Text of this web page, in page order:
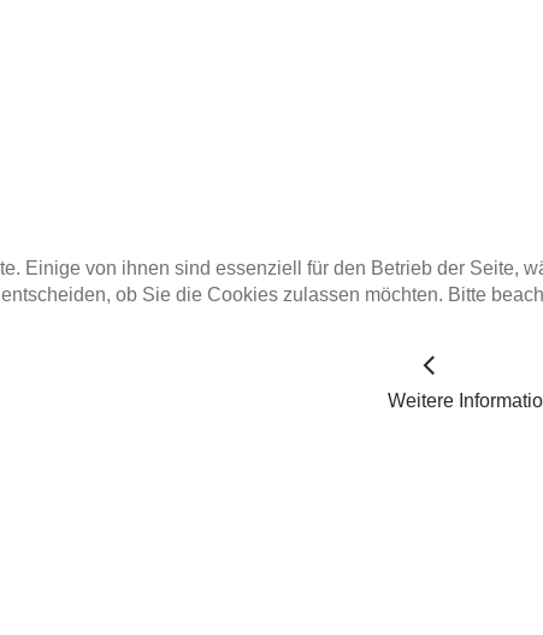
Einige von ihnen sind essenziell für den Betrieb der Seite,
ob Sie die Cookies zulassen möchten. Bitte
Weitere